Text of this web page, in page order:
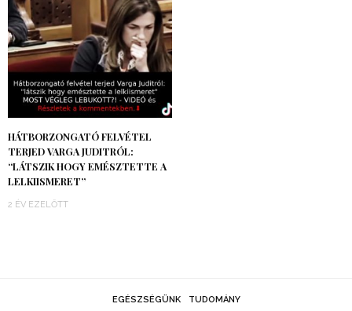
HÁTBORZONGATÓ FELVÉTEL
TERJED VARGA JUDITRÓL:
“LÁTSZIK HOGY EMÉSZTETTE A
LELKIISMERET”
2 ÉV EZELŐTT
EGÉSZSÉGÜNK TUDOMÁNY